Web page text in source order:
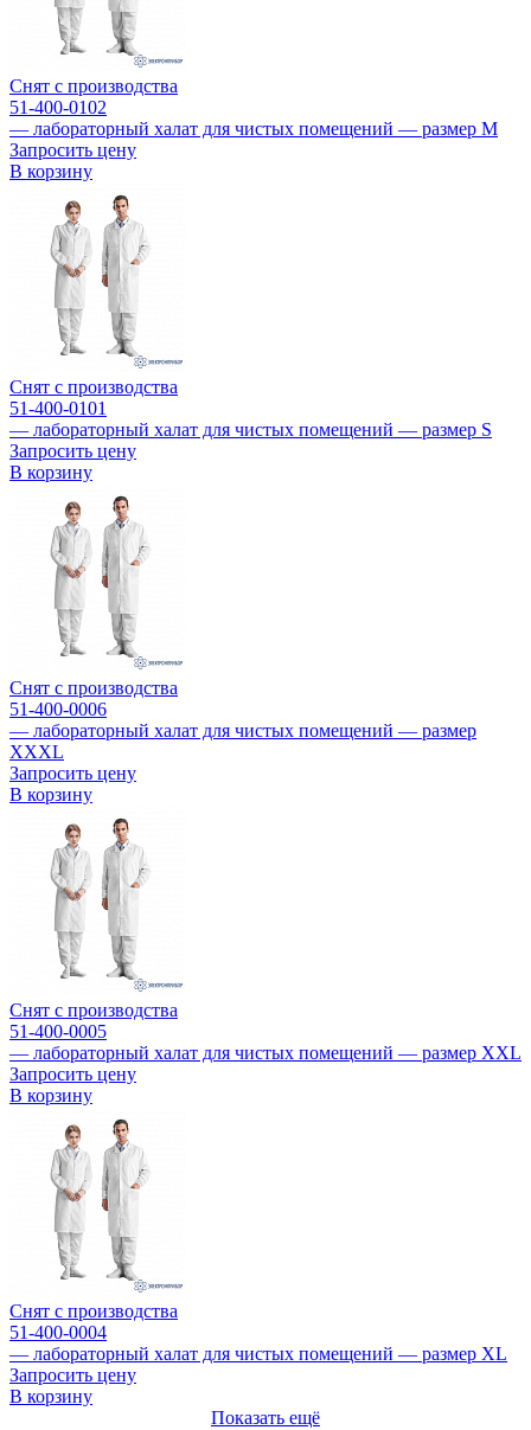
Снят с производства
51-400-0102
— лабораторный халат для чистых помещений — размер M
Запросить цену
В корзину
Снят с производства
51-400-0101
— лабораторный халат для чистых помещений — размер S
Запросить цену
В корзину
Снят с производства
51-400-0006
— лабораторный халат для чистых помещений — размер
XXXL
Запросить цену
В корзину
Снят с производства
51-400-0005
— лабораторный халат для чистых помещений — размер XXL
Запросить цену
В корзину
Снят с производства
51-400-0004
— лабораторный халат для чистых помещений — размер XL
Запросить цену
В корзину
Показать ещё